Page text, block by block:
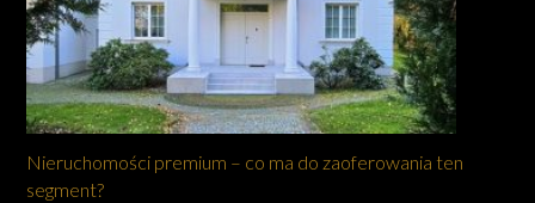
Nieruchomości premium – co ma do zaoferowania ten
segment?